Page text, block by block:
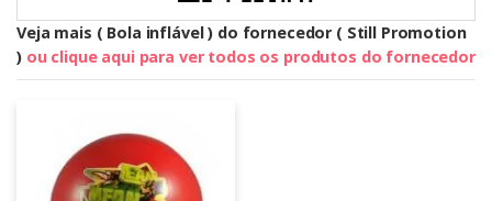
Veja mais ( Bola inflável ) do fornecedor ( Still Promotion
) ou clique aqui para ver todos os produtos do fornecedor